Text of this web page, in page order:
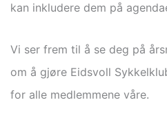
kan inkludere dem på
Vi ser frem til å se deg på
om å gjøre Eidsvoll
for alle medlemmene våre.